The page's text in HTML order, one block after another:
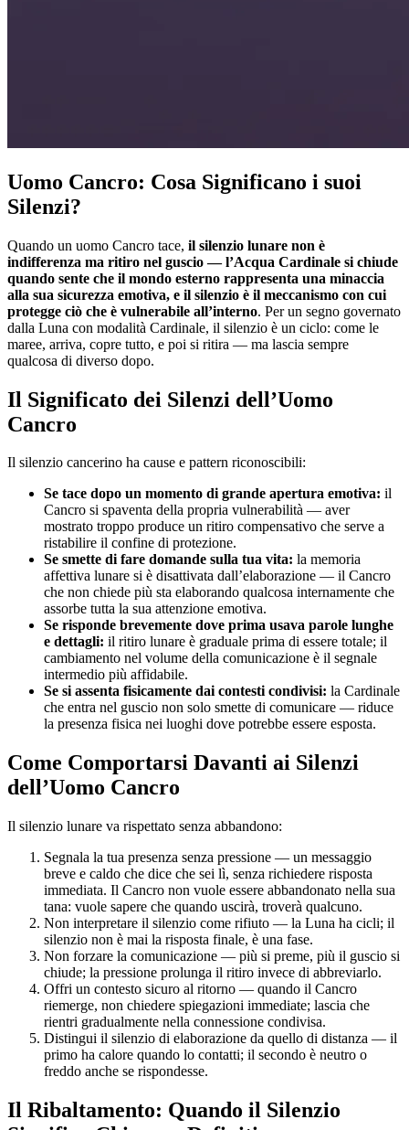
Uomo Cancro: Cosa Significano i suoi
Silenzi?
Quando un uomo Cancro tace, il silenzio lunare non è
indifferenza ma ritiro nel guscio — l’Acqua Cardinale si chiude
quando sente che il mondo esterno rappresenta una minaccia
alla sua sicurezza emotiva, e il silenzio è il meccanismo con cui
protegge ciò che è vulnerabile all’interno. Per un segno governato
dalla Luna con modalità Cardinale, il silenzio è un ciclo: come le
maree, arriva, copre tutto, e poi si ritira — ma lascia sempre
qualcosa di diverso dopo.
Il Significato dei Silenzi dell’Uomo
Cancro
Il silenzio cancerino ha cause e pattern riconoscibili:
Se tace dopo un momento di grande apertura emotiva: il
Cancro si spaventa della propria vulnerabilità — aver
mostrato troppo produce un ritiro compensativo che serve a
ristabilire il confine di protezione.
Se smette di fare domande sulla tua vita: la memoria
affettiva lunare si è disattivata dall’elaborazione — il Cancro
che non chiede più sta elaborando qualcosa internamente che
assorbe tutta la sua attenzione emotiva.
Se risponde brevemente dove prima usava parole lunghe
e dettagli: il ritiro lunare è graduale prima di essere totale; il
cambiamento nel volume della comunicazione è il segnale
intermedio più affidabile.
Se si assenta fisicamente dai contesti condivisi: la Cardinale
che entra nel guscio non solo smette di comunicare — riduce
la presenza fisica nei luoghi dove potrebbe essere esposta.
Come Comportarsi Davanti ai Silenzi
dell’Uomo Cancro
Il silenzio lunare va rispettato senza abbandono:
Segnala la tua presenza senza pressione — un messaggio
breve e caldo che dice che sei lì, senza richiedere risposta
immediata. Il Cancro non vuole essere abbandonato nella sua
tana: vuole sapere che quando uscirà, troverà qualcuno.
Non interpretare il silenzio come rifiuto — la Luna ha cicli; il
silenzio non è mai la risposta finale, è una fase.
Non forzare la comunicazione — più si preme, più il guscio si
chiude; la pressione prolunga il ritiro invece di abbreviarlo.
Offri un contesto sicuro al ritorno — quando il Cancro
riemerge, non chiedere spiegazioni immediate; lascia che
rientri gradualmente nella connessione condivisa.
Distingui il silenzio di elaborazione da quello di distanza — il
primo ha calore quando lo contatti; il secondo è neutro o
freddo anche se rispondesse.
Il Ribaltamento: Quando il Silenzio